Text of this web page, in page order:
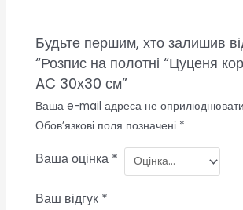
Будьте першим, хто залишив
“Розпис на полотні “Цуценя
AC 30х30 см”
Ваша e-mail адреса не
Обов’язкові поля позначені *
Ваша оцінка *
Ваш відгук *